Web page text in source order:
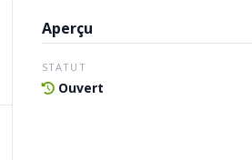
Aperçu
STATUT
Ouvert